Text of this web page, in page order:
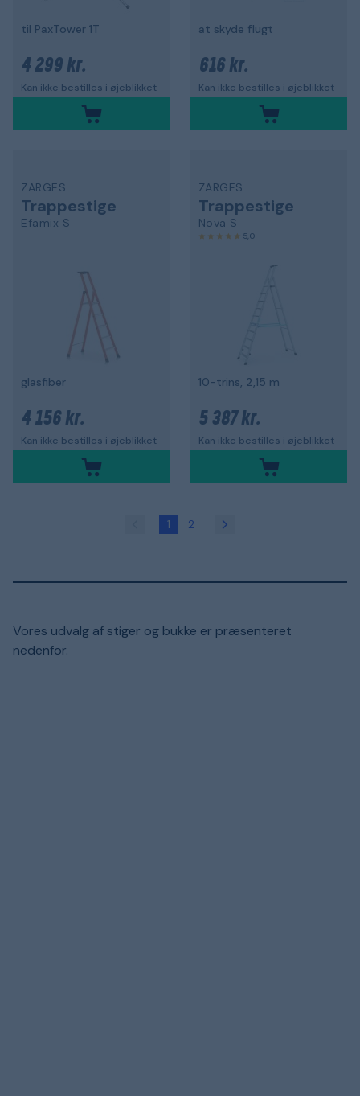
til PaxTower 1T
4 299 kr.
Kan ikke bestilles i øjeblikket
at skyde flugt
616 kr.
Kan ikke bestilles i øjeblikket
ZARGES
Trappestige
Efamix S
glasfiber
4 156 kr.
Kan ikke bestilles i øjeblikket
ZARGES
Trappestige
Nova S
5,0
10-trins, 2,15 m
5 387 kr.
Kan ikke bestilles i øjeblikket
1 2
Vores udvalg af stiger og bukke er præsenteret
nedenfor.